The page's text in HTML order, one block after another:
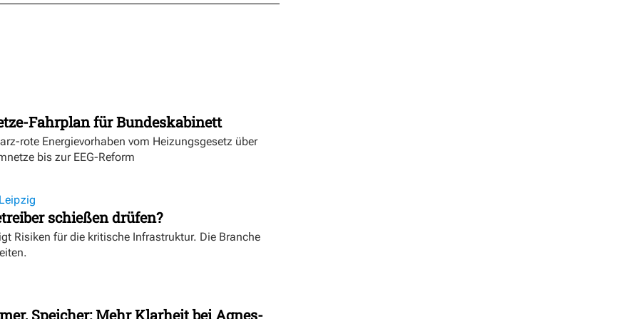
Fahrplan für Bundeskabinett
rote Energievorhaben vom Heizungsgesetz über
bis zur EEG-Reform
schießen drüfen?
Risiken für die kritische Infrastruktur. Die Branche
Speicher: Mehr Klarheit bei Agnes-